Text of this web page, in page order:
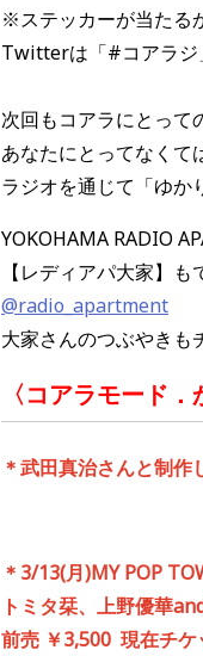
※ステッカーが当たる
Twitterは「#コアラジ
次回もコアラにとって
あなたにとってなくて
ラジオを通じて「ゆか
YOKOHAMA RADIO
【レディアパ大家】も
@radio_apartment
大家さんのつぶやきも
〈コアラモード．
＊武田真治さんと制作
＊ 3/13(月)MY POP
トミタ栞、上野優華
前売 ￥3,500 現在チケ